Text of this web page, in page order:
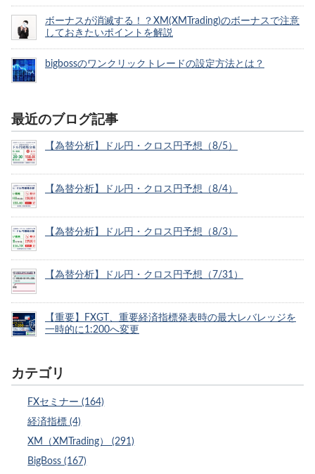
ボーナスが消滅する！？XM(XMTrading)のボーナスで注意
しておきたいポイントを解説
bigbossのワンクリックトレードの設定方法とは？
最近のブログ記事
【為替分析】ドル円・クロス円予想（8/5）
【為替分析】ドル円・クロス円予想（8/4）
【為替分析】ドル円・クロス円予想（8/3）
【為替分析】ドル円・クロス円予想（7/31）
【重要】FXGT、重要経済指標発表時の最大レバレッジを
一時的に1:200へ変更
カテゴリ
FXセミナー (164)
経済指標 (4)
XM（XMTrading） (291)
BigBoss (167)